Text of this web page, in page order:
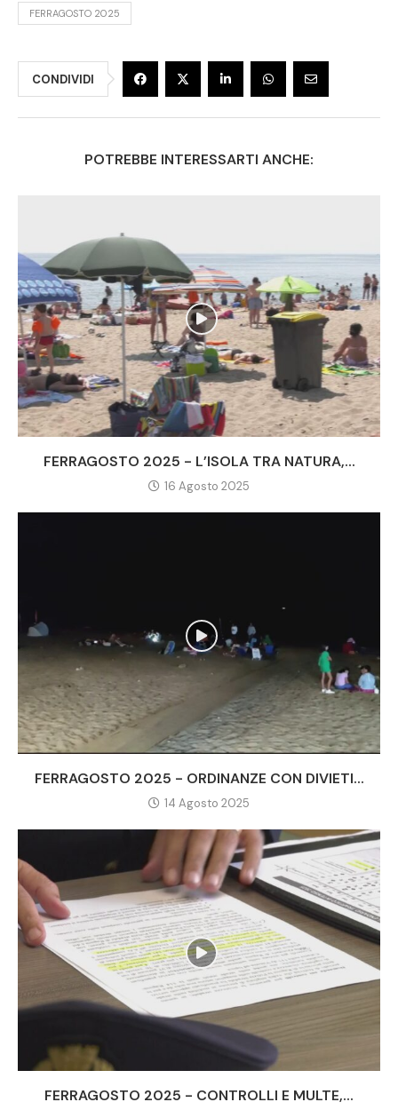
FERRAGOSTO 2025
CONDIVIDI
POTREBBE INTERESSARTI ANCHE:
FERRAGOSTO 2025 - L’ISOLA TRA NATURA,...
16 Agosto 2025
FERRAGOSTO 2025 - ORDINANZE CON DIVIETI...
14 Agosto 2025
FERRAGOSTO 2025 - CONTROLLI E MULTE,...